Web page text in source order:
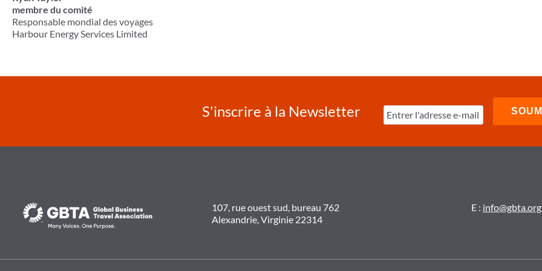
membre du comité
Responsable mondial des voyages
Harbour Energy Services Limited
S'inscrire à la Newsletter
107, rue ouest sud, bureau 762
Alexandrie, Virginie 22314
E : info@gbta.org